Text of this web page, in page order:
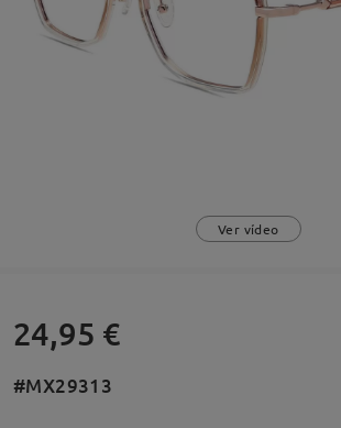
Ver vídeo
24,95 €
#MX29313